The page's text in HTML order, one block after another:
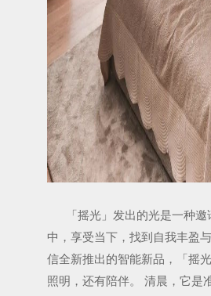
「摇光」发出的光是一种邀
中，享受当下，找到自我丰盈
信全新推出的智能新品，「摇
照明，还有陪伴。 清晨，它是